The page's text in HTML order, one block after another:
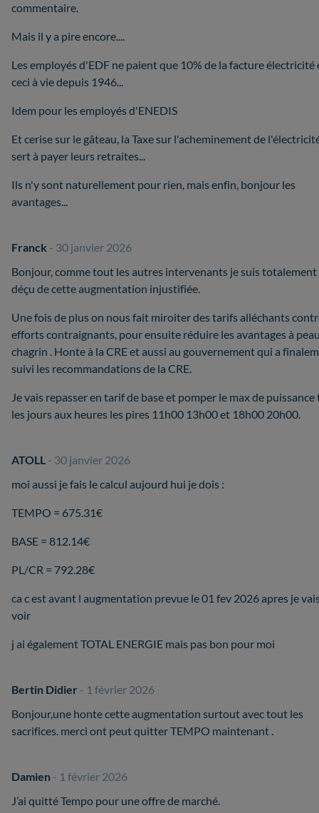
commentaire.
Mais il y a pire encore....
Les employés d'EDF ne paient que 10% de la facture électricité
ceci à vie depuis 1946...
Idem pour les employés d'ENEDIS
Et cerise sur le gâteau, la Taxe sur l'acheminement de
sert à payer leurs retraites...
Ils n'y sont naturellement pour rien, mais enfin, bonjour les
avantages...
Franck - 30 janvier 2026
Bonjour, comme tout les autres intervenants je suis totalement
déçu de cette augmentation injustifiée.
Une fois de plus on nous fait miroiter des tarifs alléchants
efforts contraignants, pour ensuite réduire les avantages à
chagrin . Honte à la CRE et aussi au gouvernement qui a
suivi les recommandations de la CRE.
Je vais repasser en tarif de base et pomper le max de puissance
les jours aux heures les pires 11h00 13h00 et 18h00 20h00.
ATOLL - 30 janvier 2026
moi aussi je fais le calcul aujourd hui je dois :
TEMPO = 675.31€
BASE = 812.14€
PL/CR = 792.28€
ca c est avant l augmentation prevue le 01 fev 2026 apres je
voir
j ai également TOTAL ENERGIE mais pas bon pour moi
Bertin Didier - 1 février 2026
Bonjour,une honte cette augmentation surtout avec tout les
sacrifices. merci ont peut quitter TEMPO maintenant .
Damien - 1 février 2026
J’ai quitté Tempo pour une offre de marché.